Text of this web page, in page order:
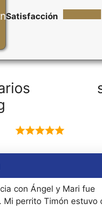
Satisfacción
con Ángel y Mari fue
Mi perrito Timón estuvo